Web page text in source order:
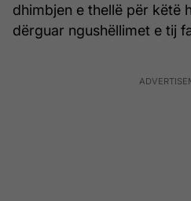
dhimbjen e thellë për këtë
dërguar ngushëllimet e tij